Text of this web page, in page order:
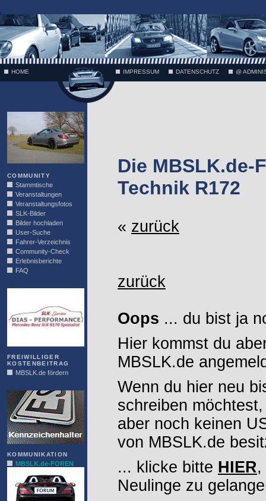
;
HOME IMPRESSUM DATENSCHUTZ @
COMMUNITY
Stammtische
Veranstaltungen
Veranstaltungsfotos
SLK-Bilder
Bilder hochladen
User-Suche
Fahrer-Verzeichnis
Community-Check
Erlebnisberichte
FAQ
FREIWILLIGER
KOSTENBEITRAG
MBSLK.de fördern
KOMMUNIKATION
MBSLK.de-FOREN
Die MBSLK.de-
Technik R172
« zurück
zurück
Oops ... du bist ja
Hier kommst du
MBSLK.de
Wenn du hier neu
schreiben möchtest,
aber noch keinen
von MBSLK.de
... klicke bitte HIER,
Neulinge zu